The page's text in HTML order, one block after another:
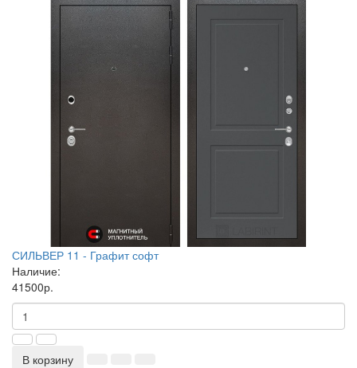
СИЛЬВЕР 11 - Графит софт
Наличие:
41500р.
В корзину